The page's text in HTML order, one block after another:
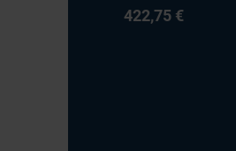
422,75 €